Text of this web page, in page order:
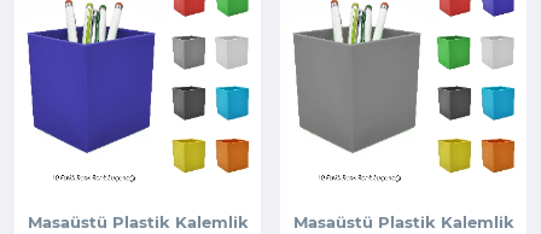
Masaüstü Plastik Kalemlik Masaüstü Plastik Kalemlik